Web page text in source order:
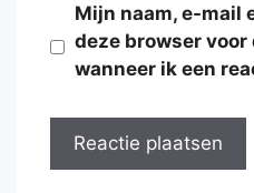
Mijn naam, e-mail
deze browser voor
wanneer ik een